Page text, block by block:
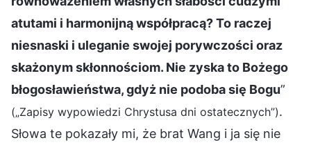
atutami i harmonijną współpracą? To raczej
niesnaski i uleganie swojej porywczości oraz
skażonym skłonnościom. Nie zyska to Bożego
błogosławieństwa, gdyż nie podoba się Bogu”
(„Zapisy wypowiedzi Chrystusa dni ostatecznych”).
Słowa te pokazały mi, że brat Wang i ja się nie